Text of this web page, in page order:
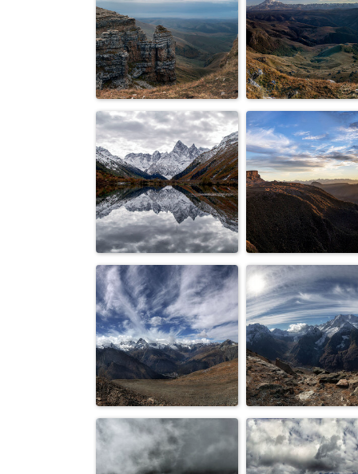
Кавказ...
О чём молчат
камни....
Тишина... Горы...
Хрупкий мир
отражений...
На закате...